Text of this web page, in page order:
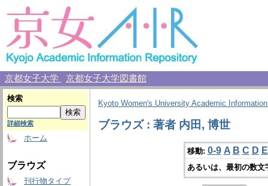
京都女子大学 京都女子大学図書館
検索
詳細検索
ホーム
ブラウズ
刊行物タイプ
Kyoto Women's University Academic
ブラウズ : 著者 内田, 博世
移動: 0-9 A B C D E
あるいは、最初の数